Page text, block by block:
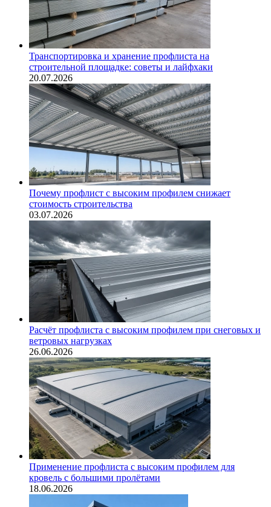
Транспортировка и хранение профлиста на
строительной площадке: советы и лайфхаки
20.07.2026
Почему профлист с высоким профилем снижает
стоимость строительства
03.07.2026
Расчёт профлиста с высоким профилем при снеговых и
ветровых нагрузках
26.06.2026
Применение профлиста с высоким профилем для
кровель с большими пролётами
18.06.2026